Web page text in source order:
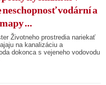
vodární a
...
Životneho prostredia nariekať
na kanalizáciu a
dokonca s vejeneho vodovodu